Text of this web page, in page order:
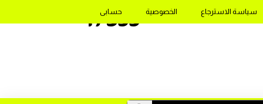
سياسة الاسترجاع الخصوصية حسابى
17355